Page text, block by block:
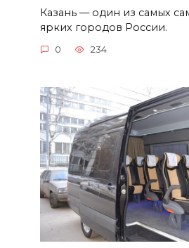
Казань — один из самых
ярких городов России.
0 234